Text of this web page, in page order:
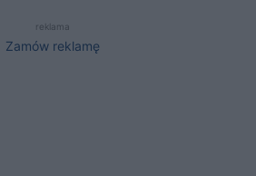
reklama
Zamów reklamę